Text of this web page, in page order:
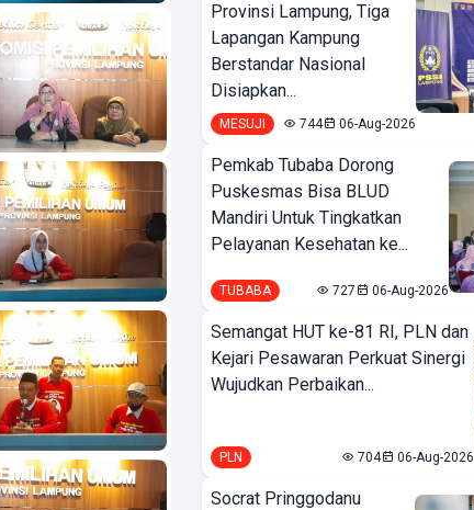
Provinsi Lampung, Tiga
Lapangan Kampung
Berstandar Nasional
Disiapkan...
MESUJI 744 06-Aug-2026
Pemkab Tubaba Dorong
Puskesmas Bisa BLUD
Mandiri Untuk Tingkatkan
Pelayanan Kesehatan ke...
TUBABA 727 06-Aug-2026
Semangat HUT ke-81 RI, PLN dan
Kejari Pesawaran Perkuat Sinergi
Wujudkan Perbaikan...
PLN 704 06-Aug-2026
Socrat Pringgodanu